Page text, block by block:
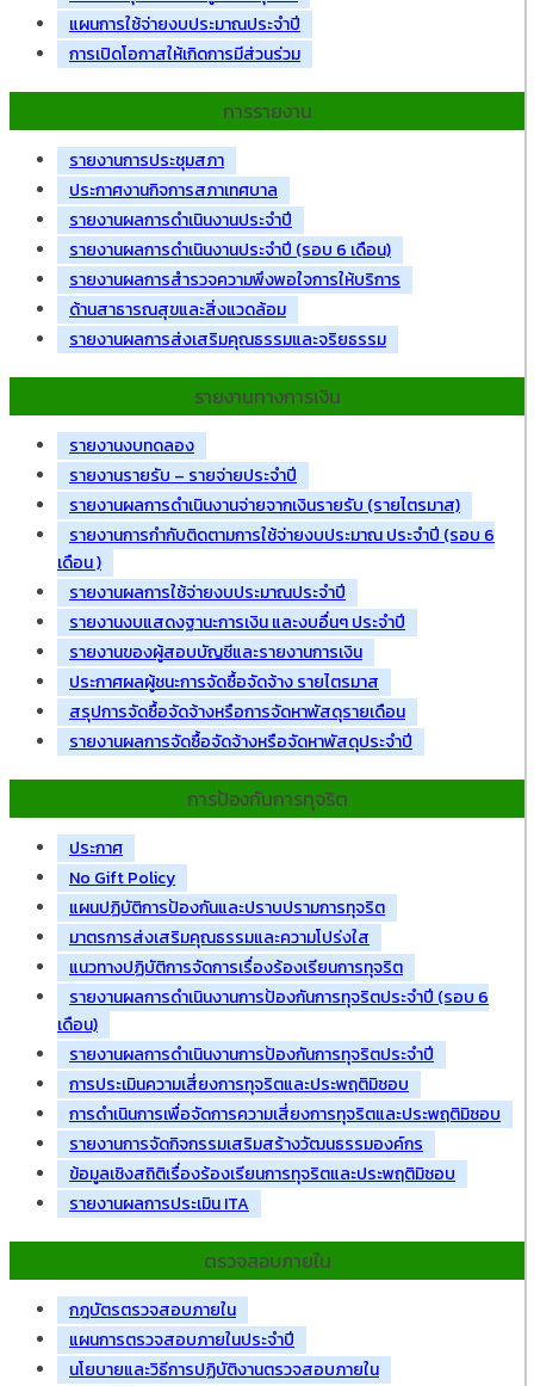
แผนการใช้จ่ายงบประมาณประจำปี
การเปิดโอกาสให้เกิดการมีส่วนร่วม
การรายงาน
รายงานการประชุมสภา
ประกาศงานกิจการสภาเทศบาล
รายงานผลการดำเนินงานประจำปี
รายงานผลการดำเนินงานประจำปี (รอบ 6 เดือน)
รายงานผลการสำรวจความพึงพอใจการให้บริการ
ด้านสาธารณสุขและสิ่งแวดล้อม
รายงานผลการส่งเสริมคุณธรรมและจริยธรรม
รายงานทางการเงิน
รายงานงบทดลอง
รายงานรายรับ – รายจ่ายประจำปี
รายงานผลการดำเนินงานจ่ายจากเงินรายรับ (รายไตรมาส)
รายงานการกำกับติดตามการใช้จ่ายงบประมาณ ประจำปี (รอบ 6
เดือน )
รายงานผลการใช้จ่ายงบประมาณประจำปี
รายงานงบแสดงฐานะการเงิน และงบอื่นๆ ประจำปี
รายงานของผู้สอบบัญชีและรายงานการเงิน
ประกาศผลผู้ชนะการจัดซื้อจัดจ้าง รายไตรมาส
สรุปการจัดซื้อจัดจ้างหรือการจัดหาพัสดุรายเดือน
รายงานผลการจัดซื้อจัดจ้างหรือจัดหาพัสดุประจำปี
การป้องกันการทุจริต
ประกาศ
No Gift Policy
แผนปฏิบัติการป้องกันและปราบปรามการทุจริต
มาตรการส่งเสริมคุณธรรมและความโปร่งใส
แนวทางปฏิบัติการจัดการเรื่องร้องเรียนการทุจริต
รายงานผลการดำเนินงานการป้องกันการทุจริตประจำปี (รอบ 6
เดือน)
รายงานผลการดำเนินงานการป้องกันการทุจริตประจำปี
การประเมินความเสี่ยงการทุจริตและประพฤติมิชอบ
การดำเนินการเพื่อจัดการความเสี่ยงการทุจริตและประพฤติมิชอบ
รายงานการจัดกิจกรรมเสริมสร้างวัฒนธรรมองค์กร
ข้อมูลเชิงสถิติเรื่องร้องเรียนการทุจริตและประพฤติมิชอบ
รายงานผลการประเมิน ITA
ตรวจสอบภายใน
กฎบัตรตรวจสอบภายใน
แผนการตรวจสอบภายในประจำปี
นโยบายและวิธีการปฏิบัติงานตรวจสอบภายใน